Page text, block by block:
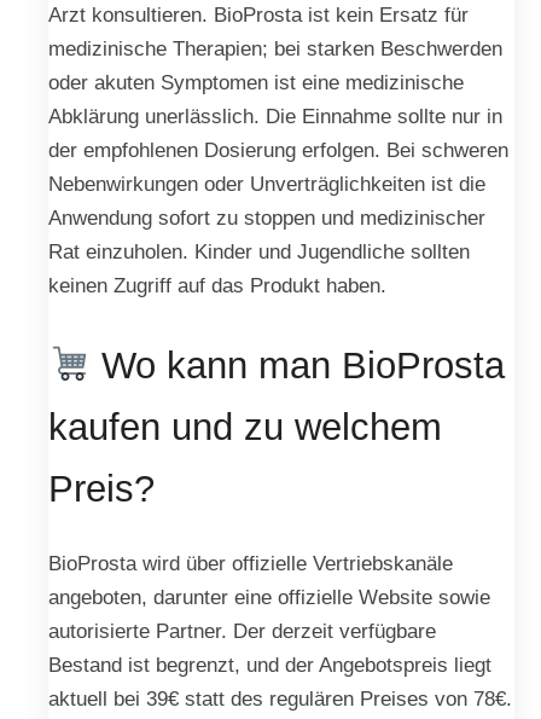
Arzt konsultieren. BioProsta ist kein Ersatz für
medizinische Therapien; bei starken Beschwerden
oder akuten Symptomen ist eine medizinische
Abklärung unerlässlich. Die Einnahme sollte nur in
der empfohlenen Dosierung erfolgen. Bei schweren
Nebenwirkungen oder Unverträglichkeiten ist die
Anwendung sofort zu stoppen und medizinischer
Rat einzuholen. Kinder und Jugendliche sollten
keinen Zugriff auf das Produkt haben.
Wo kann man BioProsta
kaufen und zu welchem
Preis?
BioProsta wird über offizielle Vertriebskanäle
angeboten, darunter eine offizielle Website sowie
autorisierte Partner. Der derzeit verfügbare
Bestand ist begrenzt, und der Angebotspreis liegt
aktuell bei 39€ statt des regulären Preises von 78€.